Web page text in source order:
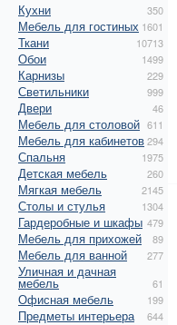
Кухни 350
Мебель для гостиных 1601
Ткани 10713
Обои 1499
Карнизы 229
Светильники 999
Двери 46
Мебель для столовой 611
Мебель для кабинетов294
Спальня 1975
Детская мебель 260
Мягкая мебель 2145
Столы и стулья 1304
Гардеробные и шкафы 479
Мебель для прихожей 89
Мебель для ванной 277
Уличная и дачная
мебель 61
Офисная мебель 199
Предметы интерьера 644